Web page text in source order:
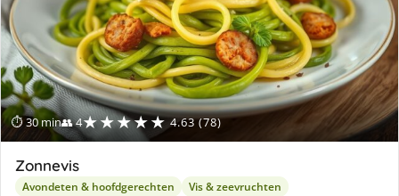
⏱ 30 min👥 4★★★★★ 4.63 (78)
Zonnevis
Avondeten & hoofdgerechten Vis & zeevruchten